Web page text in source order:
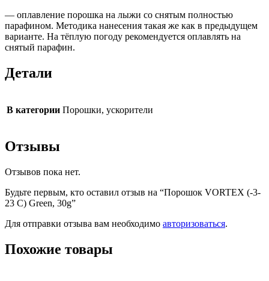
— оплавление порошка на лыжи со снятым полностью
парафином. Методика нанесения такая же как в предыдущем
варианте. На тёплую погоду рекомендуется оплавлять на
снятый парафин.
Детали
В категории Порошки, ускорители
Отзывы
Отзывов пока нет.
Будьте первым, кто оставил отзыв на “Порошок VORTEX (-3-
23 C) Green, 30g”
Для отправки отзыва вам необходимо авторизоваться.
Похожие товары